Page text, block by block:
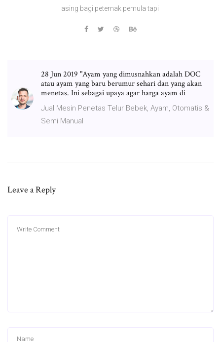
asing bagi peternak pemula tapi
28 Jun 2019 "Ayam yang dimusnahkan adalah DOC
atau ayam yang baru berumur sehari dan yang akan
menetas. Ini sebagai upaya agar harga ayam di
Jual Mesin Penetas Telur Bebek, Ayam, Otomatis &
Semi Manual
Leave a Reply